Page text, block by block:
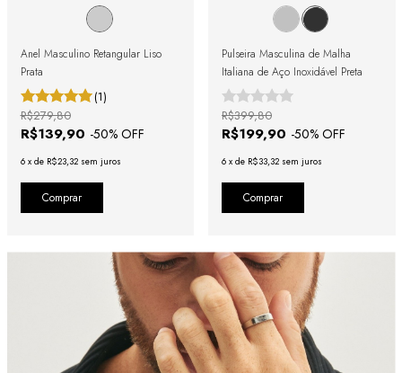
Anel Masculino Retangular Liso
Prata
(1)
R$139,90 -50% OFF
R$279,80
6 x de R$23,32 sem juros
Comprar
Pulseira Masculina de Malha
Italiana de Aço Inoxidável Preta
R$199,90 -50% OFF
R$399,80
6 x de R$33,32 sem juros
Comprar